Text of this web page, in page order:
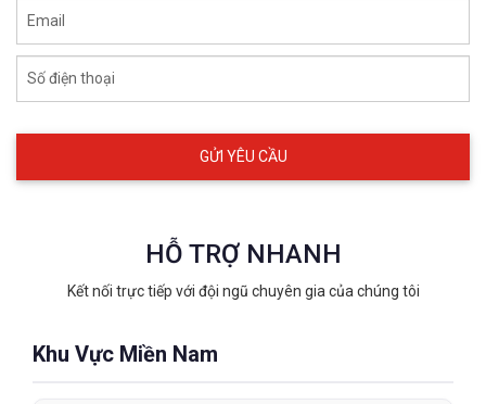
Email
Số điện thoại
HỖ TRỢ NHANH
Kết nối trực tiếp với đội ngũ chuyên gia của chúng tôi
Khu Vực Miền Nam